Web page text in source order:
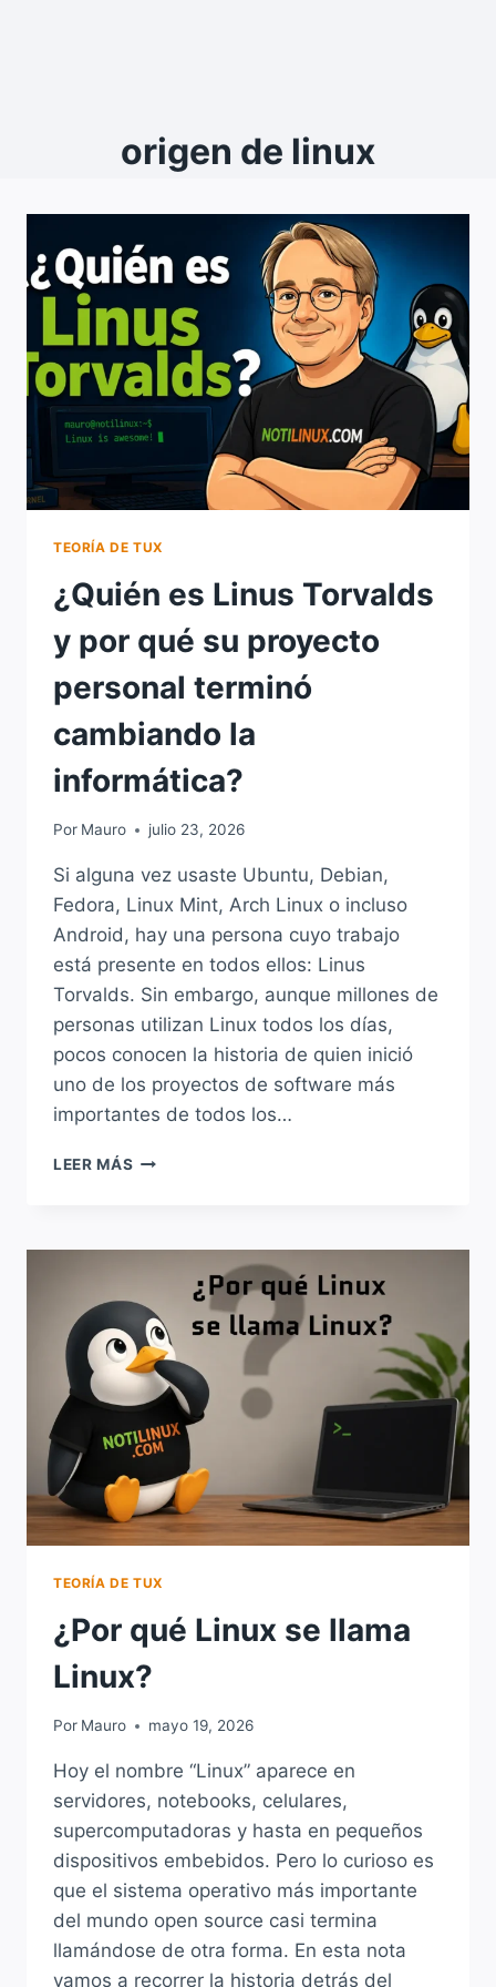
origen de linux
TEORÍA DE TUX
¿Quién es Linus Torvalds
y por qué su proyecto
personal terminó
cambiando la
informática?
Por Mauro julio 23, 2026
Si alguna vez usaste Ubuntu, Debian,
Fedora, Linux Mint, Arch Linux o incluso
Android, hay una persona cuyo trabajo
está presente en todos ellos: Linus
Torvalds. Sin embargo, aunque millones de
personas utilizan Linux todos los días,
pocos conocen la historia de quien inició
uno de los proyectos de software más
importantes de todos los…
LEER MÁS ¿QUIÉN
Y
QUÉ
SU
PROYECTO
PERSONAL
TERMINÓ
CAMBIANDO
LA
INFORMÁTICA?
TEORÍA DE TUX
¿Por qué Linux se llama
Linux?
Por Mauro mayo 19, 2026
Hoy el nombre “Linux” aparece en
servidores, notebooks, celulares,
supercomputadoras y hasta en pequeños
dispositivos embebidos. Pero lo curioso es
que el sistema operativo más importante
del mundo open source casi termina
llamándose de otra forma. En esta nota
vamos a recorrer la historia detrás del